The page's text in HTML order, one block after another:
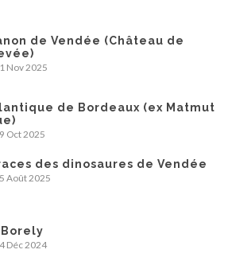
de Vendée (Château de
Nov 2025
de Bordeaux (ex Matmut
Oct 2025
des dinosaures de Vendée
Août 2025
Déc 2024